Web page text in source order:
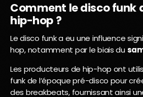
Comment le disco funk
hip-hop ?
Le disco funk a eu une influence
hop, notamment par le biais du
Les producteurs de hip-hop ont
funk de l’époque pré-disco pour
des breakbeats, fournissant ainsi